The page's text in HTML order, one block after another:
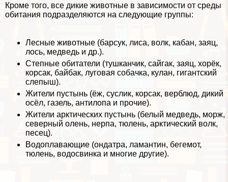
Кроме того, все дикие животные в зависимости от среды
обитания подразделяются на следующие группы:
Лесные животные (барсук, лиса, волк, кабан, заяц,
лось, медведь и др.).
Степные обитатели (тушканчик, сайгак, заяц, хорёк,
корсак, байбак, луговая собачка, кулан, гигантский
слепыш).
Жители пустынь (ёж, суслик, корсак, верблюд, дикий
осёл, газель, антилопа и прочие).
Жители арктических пустынь (белый медведь, морж,
северный олень, нерпа, тюлень, арктический волк,
песец).
Водоплавающие (ондатра, ламантин, бегемот,
тюлень, водосвинка и многие другие).